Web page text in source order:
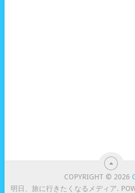
COPYRIGHT © 2026
明日、旅に行きたくなるメディア.